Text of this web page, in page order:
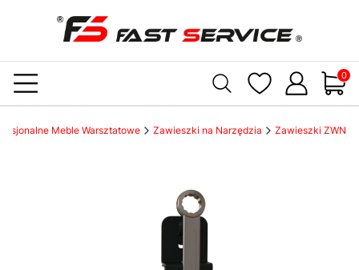
Meble Warsztatowe Zawieszki na Narzędzia Zawieszki ZWN